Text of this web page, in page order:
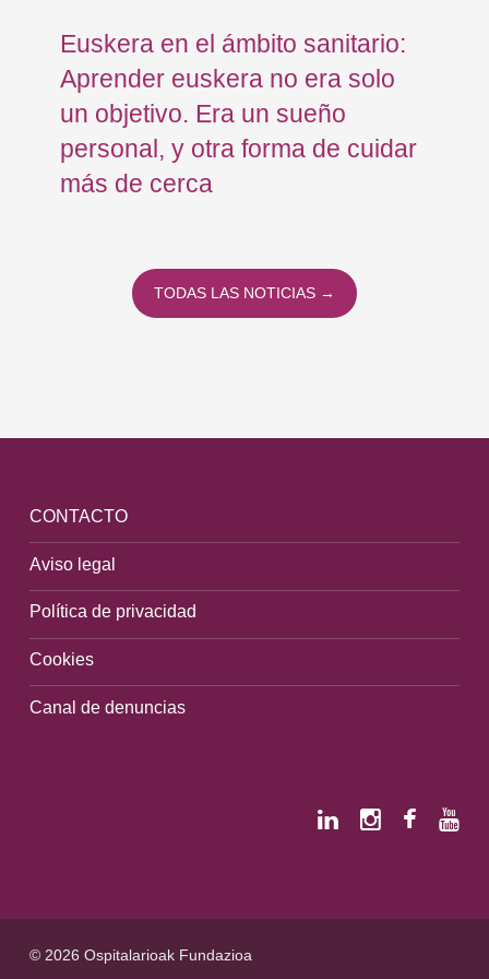
Euskera en el ámbito sanitario:
Aprender euskera no era solo
un objetivo. Era un sueño
personal, y otra forma de cuidar
más de cerca
TODAS LAS NOTICIAS →
CONTACTO
Aviso legal
Política de privacidad
Cookies
Canal de denuncias
© 2026 Ospitalarioak Fundazioa